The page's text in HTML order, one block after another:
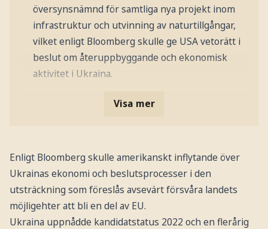
översynsnämnd för samtliga nya projekt inom
infrastruktur och utvinning av naturtillgångar,
vilket enligt Bloomberg skulle ge USA vetorätt i
beslut om återuppbyggande och ekonomisk
aktivitet i Ukraina.
Visa mer
Enligt Bloomberg skulle amerikanskt inflytande över
Ukrainas ekonomi och beslutsprocesser i den
utsträckning som föreslås avsevärt försvåra landets
möjligehter att bli en del av EU.
Ukraina uppnådde kandidatstatus 2022 och en flerårig